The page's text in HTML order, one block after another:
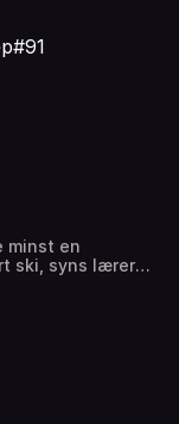
hjulpet med
minst en
ski, syns lærere
Men de har